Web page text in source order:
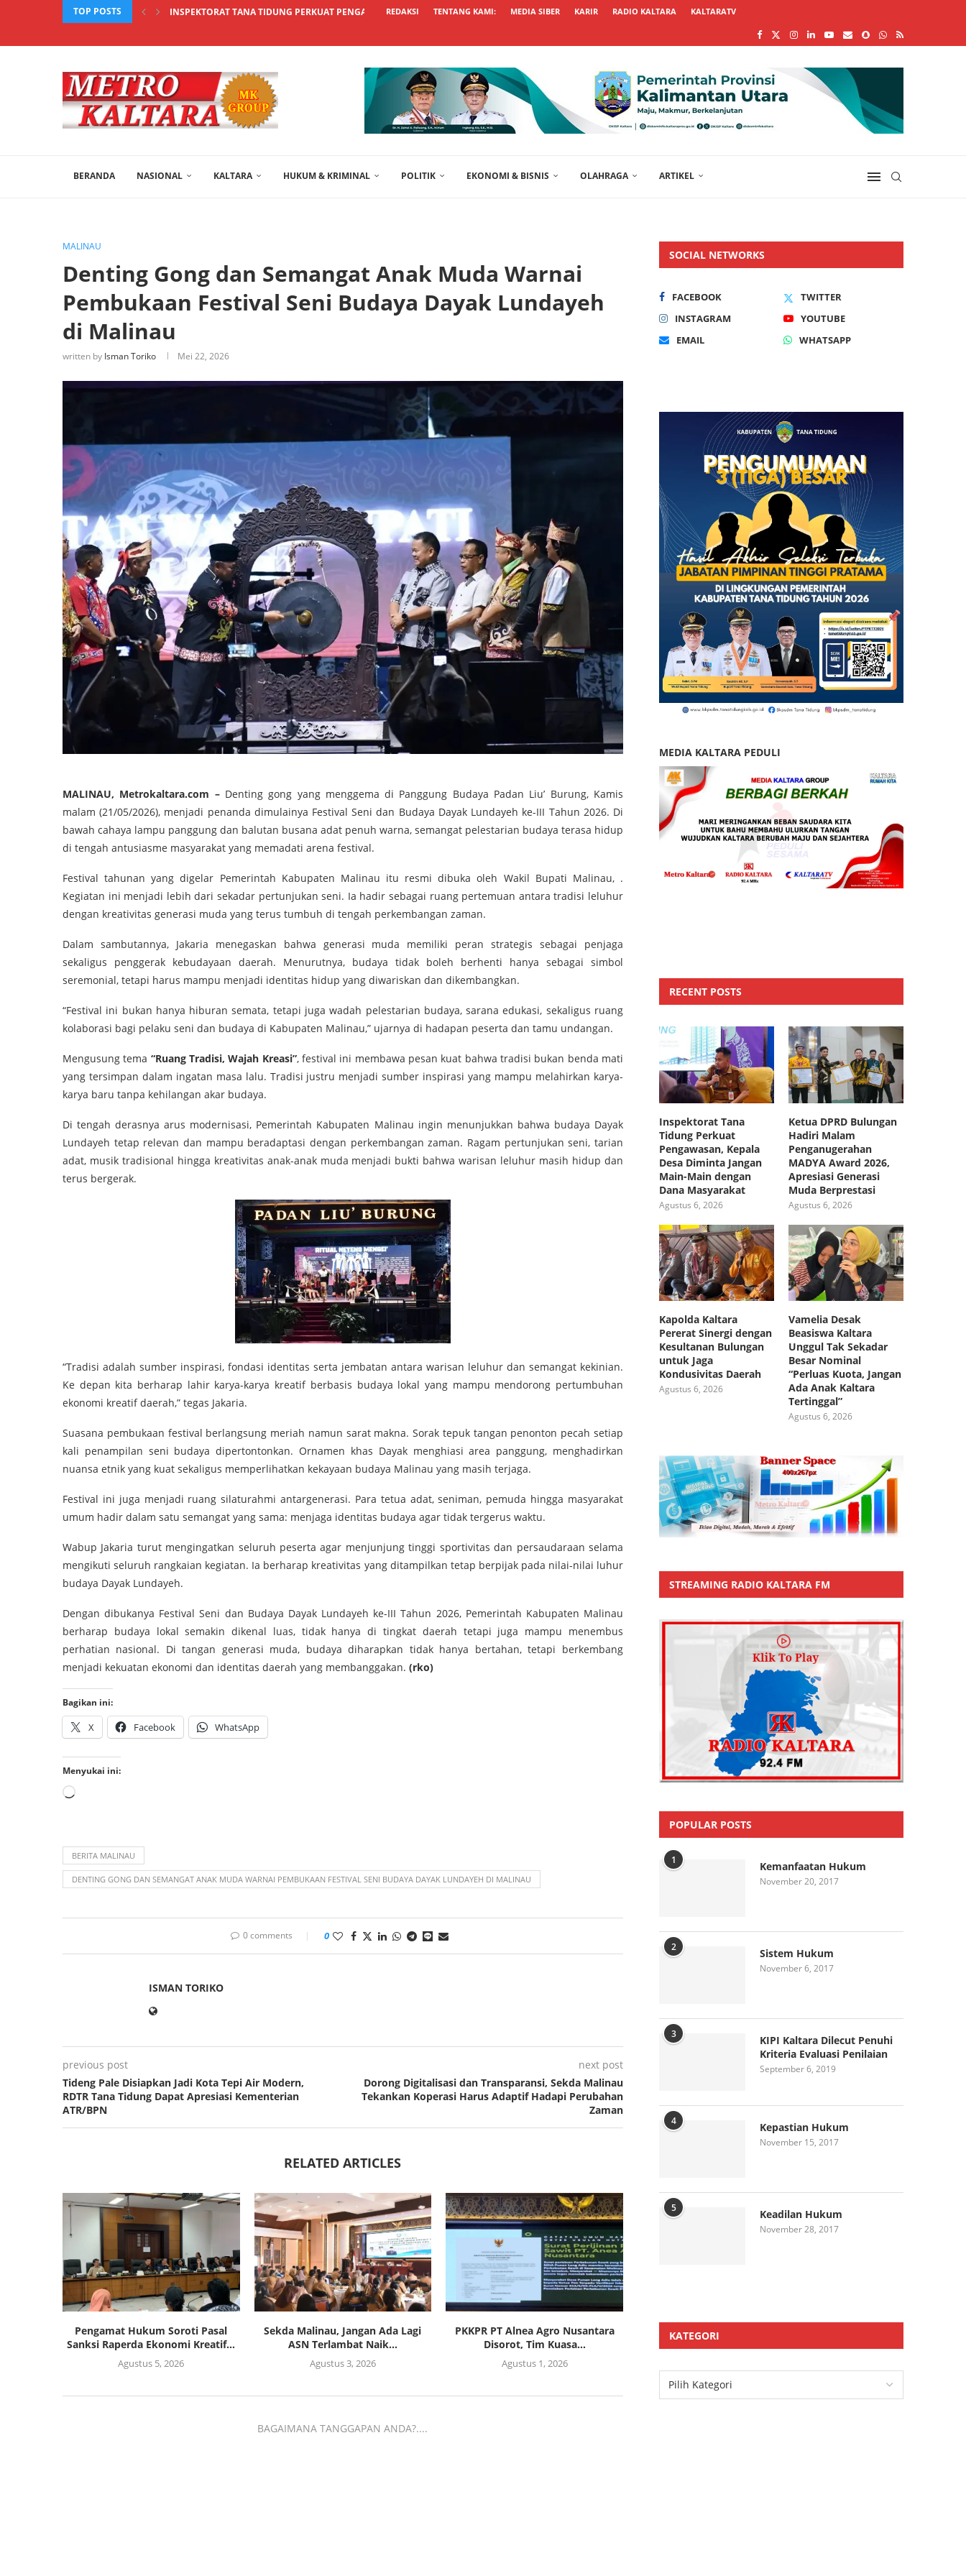
TOP POSTS INSPEKTORAT TANA TIDUNG PERKUAT PENGAWASAN, KEPALA DESA DIMINTA...
REDAKSI TENTANG KAMI: MEDIA SIBER KARIR RADIO KALTARA KALTARATV
BERANDA NASIONAL KALTARA HUKUM & KRIMINAL POLITIK EKONOMI & BISNIS OLAHRAGA ARTIKEL
MALINAU
Denting Gong dan Semangat Anak Muda Warnai
Pembukaan Festival Seni Budaya Dayak Lundayeh
di Malinau
written by Isman Toriko Mei 22, 2026
MALINAU, Metrokaltara.com –Denting gong yang menggema di Panggung Budaya Padan Liu’ Burung, Kamis
malam (21/05/2026), menjadi penanda dimulainya Festival Seni dan Budaya Dayak Lundayeh ke-III Tahun 2026. Di
bawah cahaya lampu panggung dan balutan busana adat penuh warna, semangat pelestarian budaya terasa hidup
di tengah antusiasme masyarakat yang memadati arena festival.
Festival tahunan yang digelar Pemerintah Kabupaten Malinau itu resmi dibuka oleh Wakil Bupati Malinau, .
Kegiatan ini menjadi lebih dari sekadar pertunjukan seni. Ia hadir sebagai ruang pertemuan antara tradisi leluhur
dengan kreativitas generasi muda yang terus tumbuh di tengah perkembangan zaman.
Dalam sambutannya, Jakaria menegaskan bahwa generasi muda memiliki peran strategis sebagai penjaga
sekaligus penggerak kebudayaan daerah. Menurutnya, budaya tidak boleh berhenti hanya sebagai simbol
seremonial, tetapi harus mampu menjadi identitas hidup yang diwariskan dan dikembangkan.
“Festival ini bukan hanya hiburan semata, tetapi juga wadah pelestarian budaya, sarana edukasi, sekaligus ruang
kolaborasi bagi pelaku seni dan budaya di Kabupaten Malinau,” ujarnya di hadapan peserta dan tamu undangan.
Mengusung tema “Ruang Tradisi, Wajah Kreasi”, festival ini membawa pesan kuat bahwa tradisi bukan benda mati
yang tersimpan dalam ingatan masa lalu. Tradisi justru menjadi sumber inspirasi yang mampu melahirkan karya-
karya baru tanpa kehilangan akar budaya.
Di tengah derasnya arus modernisasi, Pemerintah Kabupaten Malinau ingin menunjukkan bahwa budaya Dayak
Lundayeh tetap relevan dan mampu beradaptasi dengan perkembangan zaman. Ragam pertunjukan seni, tarian
adat, musik tradisional hingga kreativitas anak-anak muda menjadi bukti bahwa warisan leluhur masih hidup dan
terus bergerak.
“Tradisi adalah sumber inspirasi, fondasi identitas serta jembatan antara warisan leluhur dan semangat kekinian.
Ke depan kita berharap lahir karya-karya kreatif berbasis budaya lokal yang mampu mendorong pertumbuhan
ekonomi kreatif daerah,” tegas Jakaria.
Suasana pembukaan festival berlangsung meriah namun sarat makna. Sorak tepuk tangan penonton pecah setiap
kali penampilan seni budaya dipertontonkan. Ornamen khas Dayak menghiasi area panggung, menghadirkan
nuansa etnik yang kuat sekaligus memperlihatkan kekayaan budaya Malinau yang masih terjaga.
Festival ini juga menjadi ruang silaturahmi antargenerasi. Para tetua adat, seniman, pemuda hingga masyarakat
umum hadir dalam satu semangat yang sama: menjaga identitas budaya agar tidak tergerus waktu.
Wabup Jakaria turut mengingatkan seluruh peserta agar menjunjung tinggi sportivitas dan persaudaraan selama
mengikuti seluruh rangkaian kegiatan. Ia berharap kreativitas yang ditampilkan tetap berpijak pada nilai-nilai luhur
budaya Dayak Lundayeh.
Dengan dibukanya Festival Seni dan Budaya Dayak Lundayeh ke-III Tahun 2026, Pemerintah Kabupaten Malinau
berharap budaya lokal semakin dikenal luas, tidak hanya di tingkat daerah tetapi juga mampu menembus
perhatian nasional. Di tangan generasi muda, budaya diharapkan tidak hanya bertahan, tetapi berkembang
menjadi kekuatan ekonomi dan identitas daerah yang membanggakan. (rko)
Bagikan ini:
X Facebook WhatsApp
Menyukai ini:
BERITA MALINAU
DENTING GONG DAN SEMANGAT ANAK MUDA WARNAI PEMBUKAAN FESTIVAL SENI BUDAYA DAYAK LUNDAYEH DI MALINAU
0 comments 0
ISMAN TORIKO
previous post
Tideng Pale Disiapkan Jadi Kota Tepi Air Modern,
RDTR Tana Tidung Dapat Apresiasi Kementerian
ATR/BPN
next post
Dorong Digitalisasi dan Transparansi, Sekda Malinau
Tekankan Koperasi Harus Adaptif Hadapi Perubahan
Zaman
RELATED ARTICLES
Pengamat Hukum Soroti Pasal
Sanksi Raperda Ekonomi Kreatif...
Agustus 5, 2026
Sekda Malinau, Jangan Ada Lagi
ASN Terlambat Naik...
Agustus 3, 2026
PKKPR PT Alnea Agro Nusantara
Disorot, Tim Kuasa...
Agustus 1, 2026
BAGAIMANA TANGGAPAN ANDA?....
SOCIAL NETWORKS
FACEBOOK
TWITTER
INSTAGRAM
YOUTUBE
EMAIL
WHATSAPP
MEDIA KALTARA PEDULI
RECENT POSTS
Inspektorat Tana
Tidung Perkuat
Pengawasan, Kepala
Desa Diminta Jangan
Main-Main dengan
Dana Masyarakat
Agustus 6, 2026
Ketua DPRD Bulungan
Hadiri Malam
Penganugerahan
MADYA Award 2026,
Apresiasi Generasi
Muda Berprestasi
Agustus 6, 2026
Kapolda Kaltara
Pererat Sinergi dengan
Kesultanan Bulungan
untuk Jaga
Kondusivitas Daerah
Agustus 6, 2026
Vamelia Desak
Beasiswa Kaltara
Unggul Tak Sekadar
Besar Nominal
“Perluas Kuota, Jangan
Ada Anak Kaltara
Tertinggal”
Agustus 6, 2026
STREAMING RADIO KALTARA FM
POPULAR POSTS
1 Kemanfaatan Hukum
November 20, 2017
2 Sistem Hukum
November 6, 2017
3
KIPI Kaltara Dilecut Penuhi
Kriteria Evaluasi Penilaian
September 6, 2019
4 Kepastian Hukum
November 15, 2017
5 Keadilan Hukum
November 28, 2017
KATEGORI